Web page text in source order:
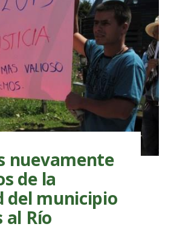
nuevamente
de la
del municipio
al Río